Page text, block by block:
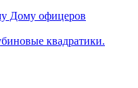
Дому офицеров
квадратики.